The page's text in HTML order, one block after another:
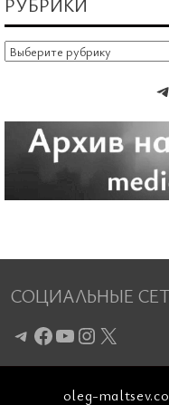
Рубрики
СОЦИАЛЬНЫЕ
Telegram
Facebook
YouTube
Instagram
X
oleg-